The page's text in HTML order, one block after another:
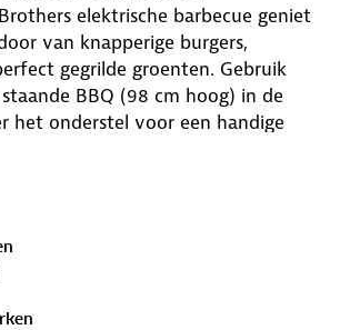
elektrische barbecue geniet
van knapperige burgers,
gegrilde groenten. Gebruik
BBQ (98 cm hoog) in de
het onderstel voor een handige
barbecue is dankzij de 5 instelbare
royale grilloppervlak van 49x37
al je gasten, met links een glad
deel voor variatie in
vet wordt netjes